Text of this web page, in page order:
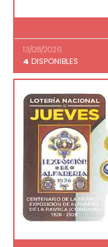
13/08/2026
4 DISPONIBLES